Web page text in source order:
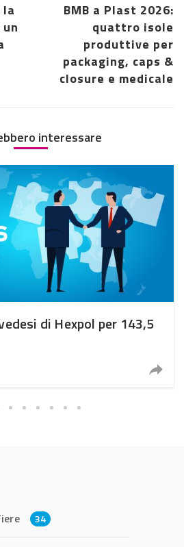
BMB a Plast 2026:
quattro isole
produttive per
packaging, caps &
closure e medicale
interessare
di Hexpol per 143,5
34